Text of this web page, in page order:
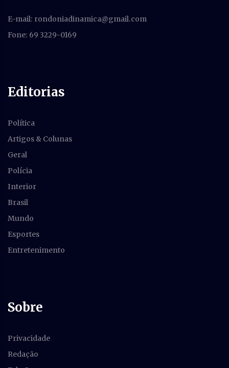
E-mail: rondoniadinamica@gmail.com
Fone: 69 3229-0169
Editorias
Política
Artigos & Colunas
Geral
Polícia
Interior
Brasil
Mundo
Esportes
Entretenimento
Sobre
Privacidade
Redação